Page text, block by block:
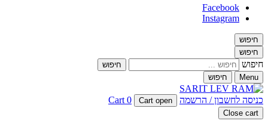
Facebook
Instagram
חיפוש
חיפוש
חיפוש
Menu חיפוש
כניסה לחשבון / הרשמה Cart open
Cart 0
Close cart